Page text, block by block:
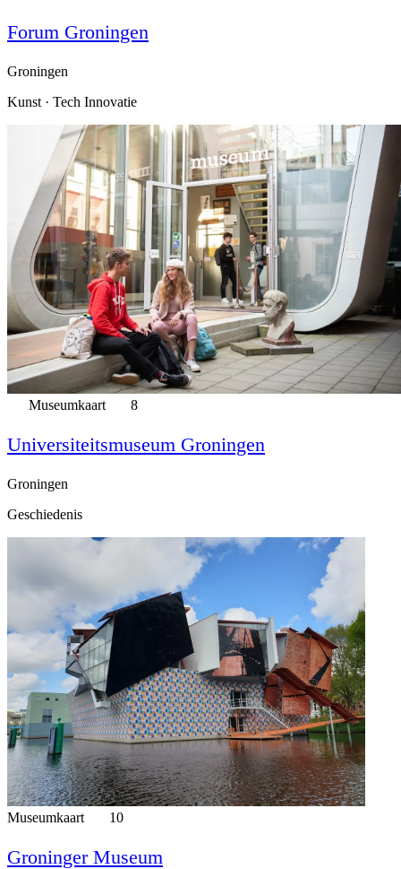
Forum Groningen
Groningen
Kunst · Tech Innovatie
Museumkaart 8
Universiteitsmuseum Groningen
Groningen
Geschiedenis
Museumkaart 10
Groninger Museum